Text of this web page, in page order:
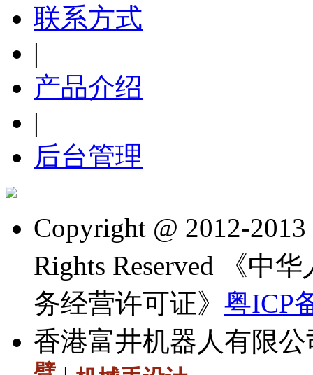
联系方式
|
产品介绍
|
后台管理
Copyright @ 2012-
Rights Reserved 《中
务经营许可证》 粤ICP
香港富井机器人有限